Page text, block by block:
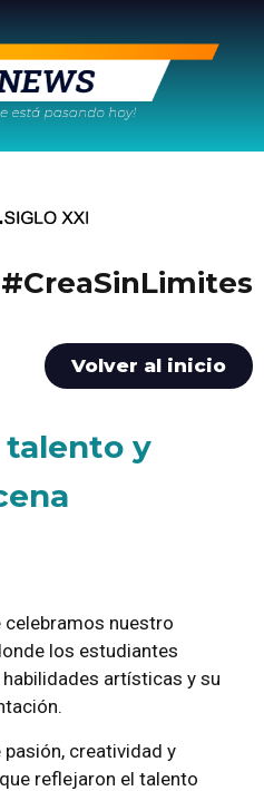
#CreaSinLimites
Volver al inicio
talento y
celebramos nuestro
los estudiantes
artísticas y su
pasión, creatividad y
reflejaron el talento